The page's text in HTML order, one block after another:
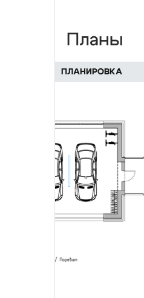
Планы
ПЛАНИРОВКА